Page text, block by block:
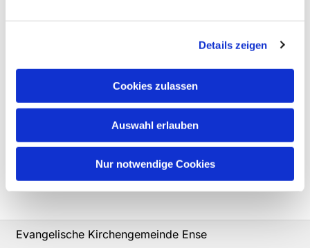
Details zeigen
Cookies zulassen
Auswahl erlauben
Nur notwendige Cookies
Evangelische Kirchengemeinde Ense